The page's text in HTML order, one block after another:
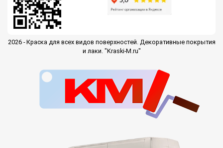
2026 - Краска для всех видов поверхностей. Декоративные покрытия
и лаки. "Kraski-M.ru"